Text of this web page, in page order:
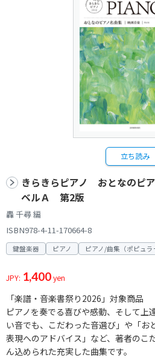
立ち読み
きらきらピアノ おとなの
ベルＡ 第2版
轟 千尋 編
ISBN978-4-11-170664-8
鍵盤楽器 ピアノ ピアノ/曲集（ポピュラ
JPY: 1,400yen
「楽譜・音楽書祭り2026」対象商品
ピアノを奏でる喜びや感動、そして上
い音でも、こだわった音選び」や「お
表現へのアドバイス」など、著者のこ
ん込められた充実した曲集です。